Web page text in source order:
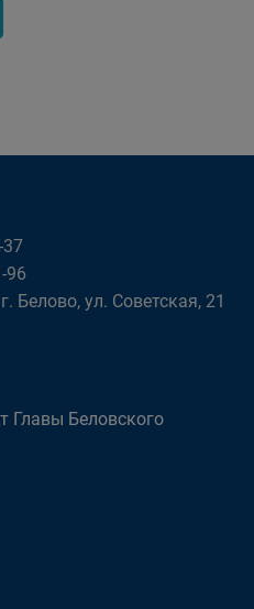
96
Белово, ул. Советская, 21
Главы Беловского